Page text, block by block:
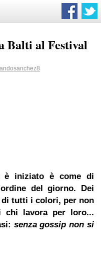
Balti al Festival
è iniziato è come di
del giorno. Dei
di tutti i colori, per non
chi lavora per loro...
senzagossip non si